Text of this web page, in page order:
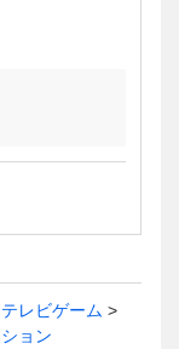
テレビゲーム
ョン